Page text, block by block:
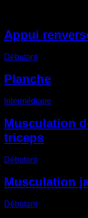
Appui
Débutant
Planche
Intermédiaire
Musculation
triceps
Débutant
Musculation
Débutant